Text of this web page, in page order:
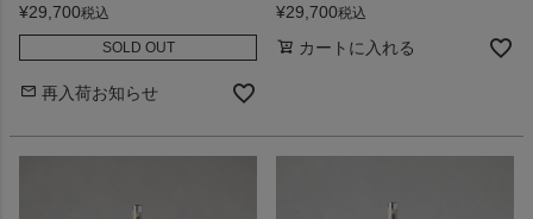
¥29,700税込
SOLD OUT
再入荷お知らせ
¥29,700税込
カートに入れる